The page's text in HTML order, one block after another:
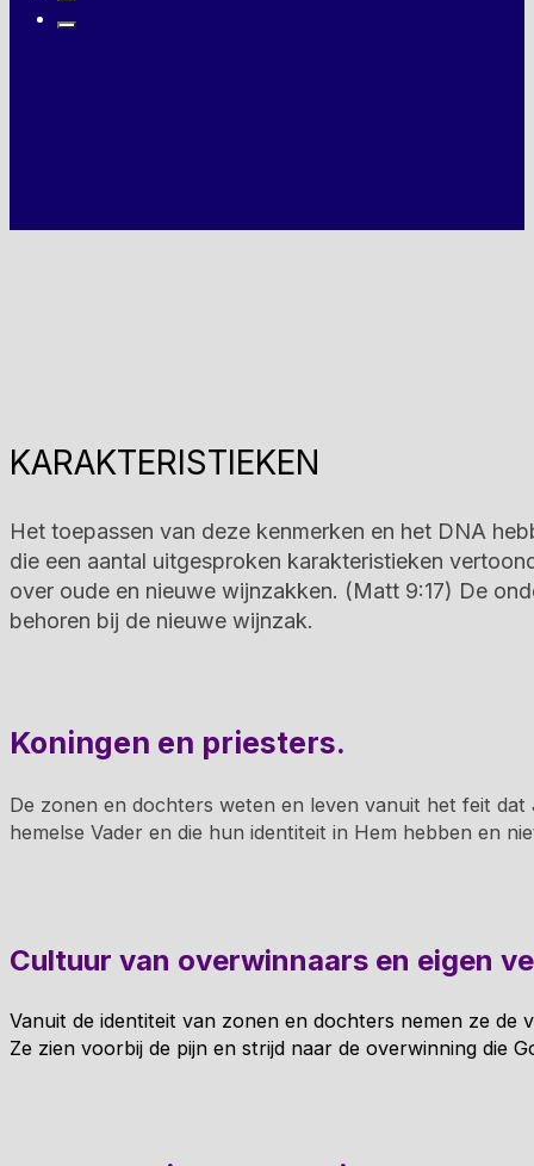
KARAKTERISTIEKEN
Het toepassen van deze kenmerken en het DNA
die een aantal uitgesproken karakteristieken
over oude en nieuwe wijnzakken. (Matt 9:17) De
behoren bij de nieuwe wijnzak.
Koningen en priesters.
De zonen en dochters weten en leven vanuit het feit
hemelse Vader en die hun identiteit in Hem hebben en
Cultuur van overwinnaars en eigen
Vanuit de identiteit van zonen en dochters nemen ze
Ze zien voorbij de pijn en strijd naar de overwinning die